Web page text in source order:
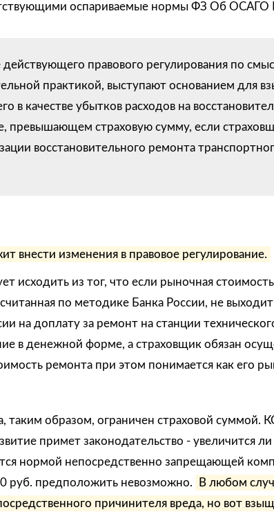
оспариваемые нормы ФЗ Об ОСАГО
действующего правового регулирования по
практикой, выступают основанием для
в качестве убытков расходов на
превышающем страховую сумму, если
восстановительного ремонта
внести изменения в правовое регулирование.
исходить из тог, что если рыночная
по методике Банка России, не
на доплату за ремонт на станции
в денежной форме, а страховщик обязан
ремонта при этом понимается как его
таким образом, ограничен страховой суммой.
примет законодательство - увеличится
нормой непосредственно запрещающей
руб. предположить невозможно.
В любом
причинителя вреда, но вот